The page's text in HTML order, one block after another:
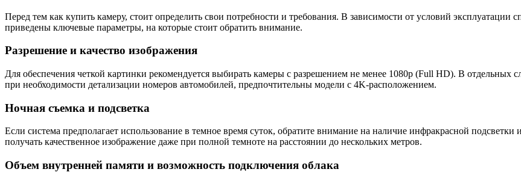
Перед тем как купить камеру, стоит определить свои потребности и требования. В зависимости от условий
приведены ключевые параметры, на которые стоит обратить внимание.
Разрешение и качество изображения
Для обеспечения четкой картинки рекомендуется выбирать камеры с разрешением не менее 1080p (Full HD). В
при необходимости детализации номеров автомобилей, предпочтительны модели с 4K-расположением.
Ночная съемка и подсветка
Если система предполагает использование в темное время суток, обратите внимание на наличие инфракрасной
получать качественное изображение даже при полной темноте на расстоянии до нескольких метров.
Объем внутренней памяти и возможность подключения облака